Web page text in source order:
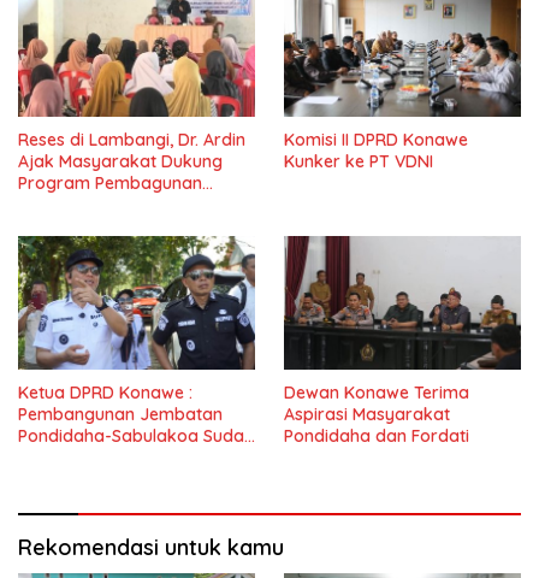
Reses di Lambangi, Dr. Ardin
Ajak Masyarakat Dukung
Program Pembagunan
Komisi II DPRD Konawe
Kunker ke PT VDNI
Ketua DPRD Konawe :
Pembangunan Jembatan
Pondidaha-Sabulakoa Sudah
Dewan Konawe Terima
Aspirasi Masyarakat
Pondidaha dan Fordati
Rekomendasi untuk kamu